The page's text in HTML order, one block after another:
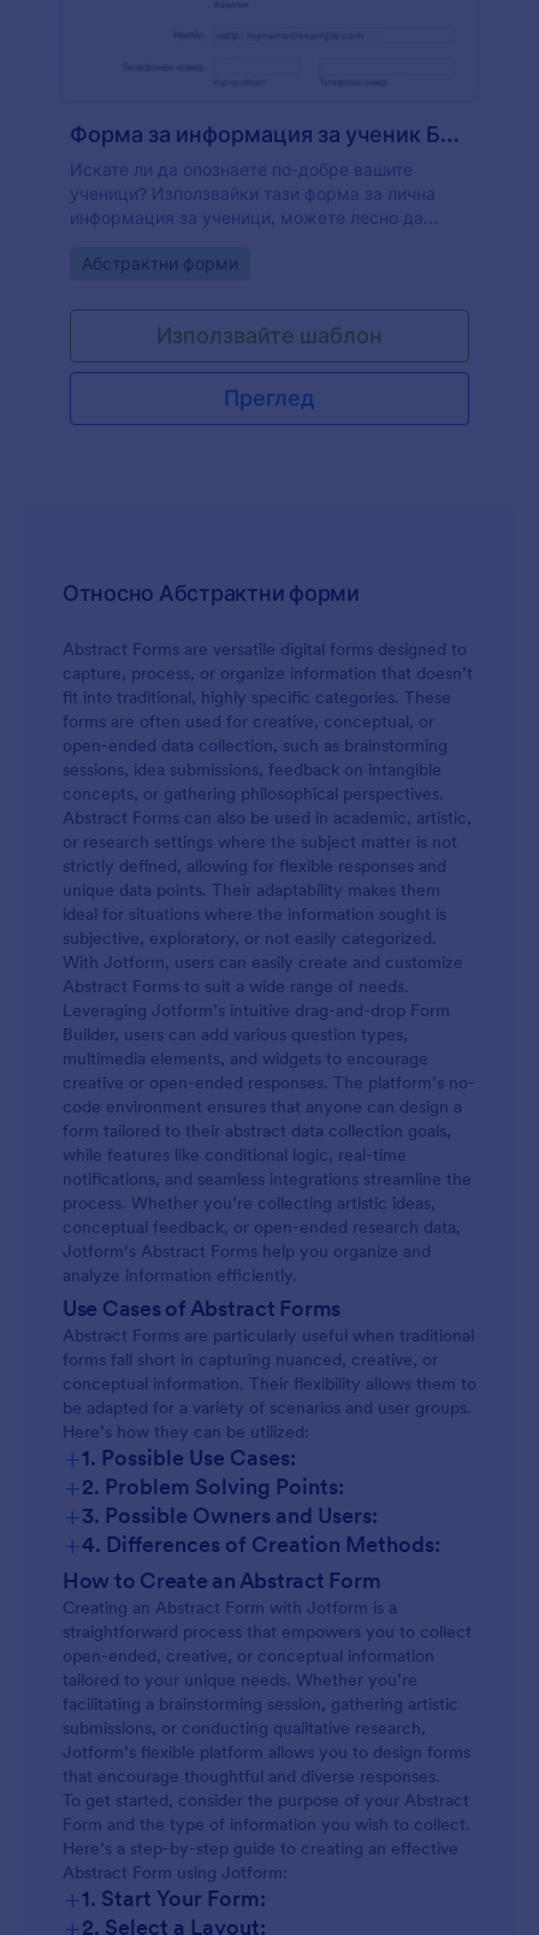
Форма за информация за ученик Бяла и адаптивна
Искате ли да опознаете по-добре вашите
ученици? Използвайки тази форма за лична
информация за ученици, можете лесно да
самоличност, членове на семейството и
той/тя в училищен спортен отбор, има ли
компютър у дома, дали той/тя има достъп до
интернет вкъщи, какво планира той/тя след
като завърши гимназия. Освен това този
шаблон на форма за лична информация за
Go to Category:
Абстрактни форми
Използвайте шаблон
Преглед
Относно Абстрактни форми
Abstract Forms are versatile digital forms designed to
capture, process, or organize information that doesn’t
fit into traditional, highly specific categories. These
forms are often used for creative, conceptual, or
open-ended data collection, such as brainstorming
sessions, idea submissions, feedback on intangible
concepts, or gathering philosophical perspectives.
Abstract Forms can also be used in academic, artistic,
or research settings where the subject matter is not
strictly defined, allowing for flexible responses and
unique data points. Their adaptability makes them
ideal for situations where the information sought is
subjective, exploratory, or not easily categorized.
With Jotform, users can easily create and customize
Abstract Forms to suit a wide range of needs.
Leveraging Jotform’s intuitive drag-and-drop Form
Builder, users can add various question types,
multimedia elements, and widgets to encourage
creative or open-ended responses. The platform’s no-
code environment ensures that anyone can design a
form tailored to their abstract data collection goals,
while features like conditional logic, real-time
notifications, and seamless integrations streamline the
process. Whether you’re collecting artistic ideas,
conceptual feedback, or open-ended research data,
Jotform’s Abstract Forms help you organize and
analyze information efficiently.
Use Cases of Abstract Forms
Abstract Forms are particularly useful when traditional
forms fall short in capturing nuanced, creative, or
conceptual information. Their flexibility allows them to
be adapted for a variety of scenarios and user groups.
Here’s how they can be utilized:
+1. Possible Use Cases:
+2. Problem Solving Points:
+3. Possible Owners and Users:
+4. Differences of Creation Methods:
Content and fields may vary widely:
How to Create an Abstract Form
Creating an Abstract Form with Jotform is a
straightforward process that empowers you to collect
open-ended, creative, or conceptual information
tailored to your unique needs. Whether you’re
facilitating a brainstorming session, gathering artistic
submissions, or conducting qualitative research,
Jotform’s flexible platform allows you to design forms
that encourage thoughtful and diverse responses.
To get started, consider the purpose of your Abstract
Form and the type of information you wish to collect.
Here’s a step-by-step guide to creating an effective
Abstract Form using Jotform:
+1. Start Your Form:
+2. Select a Layout: